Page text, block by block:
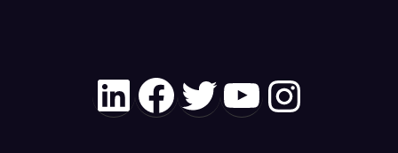
LinkedIn
Facebook
Twitter
YouTube